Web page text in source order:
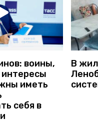
воины,
иметь
себя в
В